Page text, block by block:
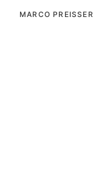
MARCO PREISSER